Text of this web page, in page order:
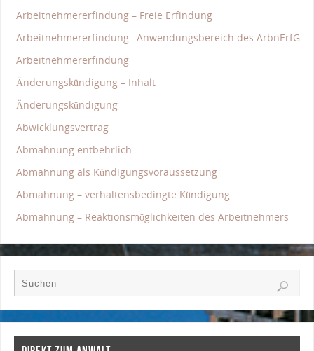
Arbeitnehmererfindung – Freie Erfindung
Arbeitnehmererfindung– Anwendungsbereich des ArbnErfG
Arbeitnehmererfindung
Änderungskündigung – Inhalt
Änderungskündigung
Abwicklungsvertrag
Abmahnung entbehrlich
Abmahnung als Kündigungsvoraussetzung
Abmahnung – verhaltensbedingte Kündigung
Abmahnung – Reaktionsmöglichkeiten des Arbeitnehmers